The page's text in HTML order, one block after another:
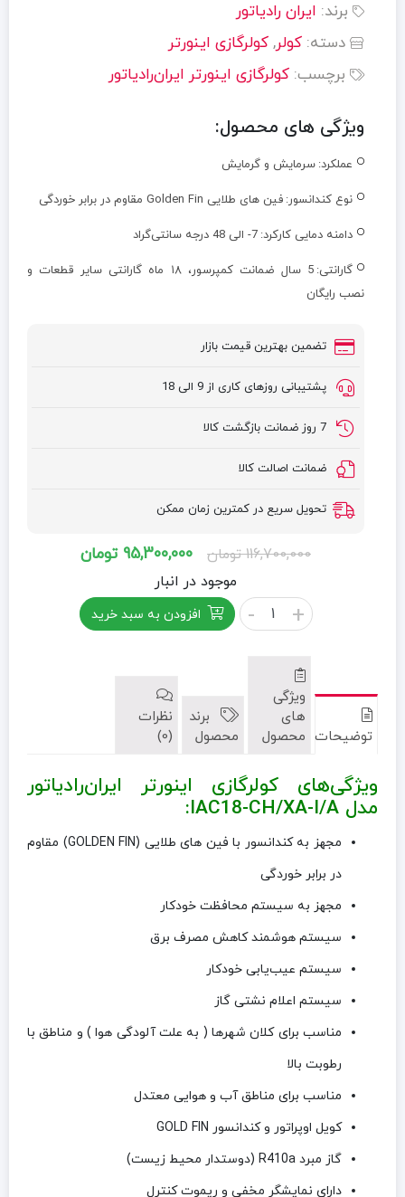
برند: ایران رادیاتور
دسته: کولر, کولرگازی اینورتر
برچسب: کولرگازی اینورتر ایران‌رادیاتور
ویژگی های محصول:
عملکرد: سرمایش و گرمایش
نوع کندانسور: فین های طلایی Golden Fin مقاوم در برابر خوردگی
دامنه دمایی کارکرد: 7- الی 48 درجه سانتی‌گراد
گارانتی:
5 سال ضمانت کمپرسور، ۱۸ ماه گارانتی سایر قطعات و
نصب رایگان
تضمین بهترین قیمت بازار
پشتیبانی روزهای کاری از 9 الی 18
7 روز ضمانت بازگشت کالا
ضمانت اصالت کالا
تحویل سریع در کمترین زمان ممکن
116,700,000 تومان
قیمت
اصلی:
116,700,000 تومان
بود.
95,300,000 تومانقیمت
95,300,000 تومان.
موجود در انبار
+
کولرگازی
اینورتر
CH/XA-
I/A
عدد
- افزودن به سبد خرید
توضیحات
ویژگی
های
محصول
برند
محصول
نظرات
(0)
ویژگی‌های کولرگازی اینورتر ایران‌رادیاتور
مدل IAC18-CH/XA-I/A:
مجهز به کندانسور با فین های طلایی (GOLDEN FIN) مقاوم
در برابر خوردگی
مجهز به سیستم محافظت خودکار
سیستم هوشمند کاهش مصرف برق
سیستم عیب‌یابی خودکار
سیستم اعلام نشتی گاز
مناسب برای کلان شهرها ( به علت آلودگی هوا ) و مناطق با
رطوبت بالا
مناسب برای مناطق آب و هوایی معتدل
کویل اوپراتور و کندانسور GOLD FIN
گاز مبرد R410a (دوستدار محیط زیست)
دارای نمایشگر مخفی و ریموت کنترل